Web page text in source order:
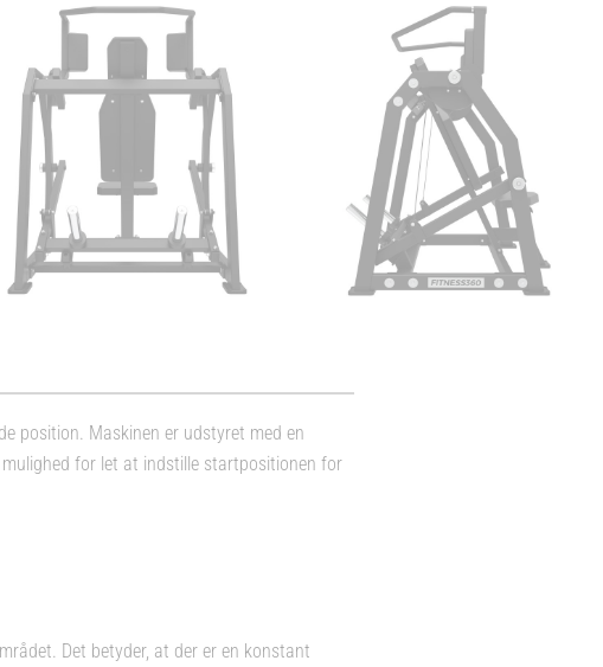
position. Maskinen er udstyret med en
for let at indstille startpositionen for
Det betyder, at der er en konstant